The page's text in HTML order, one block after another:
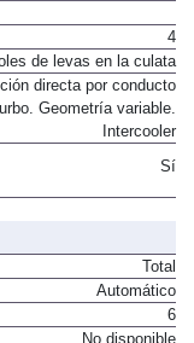
4
de levas en la culata
directa por conducto
Geometría variable.
Intercooler
Sí
Total
Automático
6
No disponible